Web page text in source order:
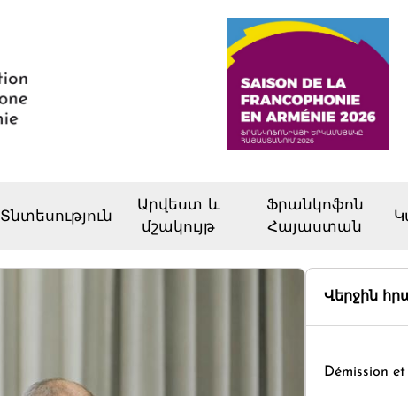
Տնտեսություն
Արվեստ և
մշակույթ
Ֆրանկոֆոն
Հայաստան
Վերջին
Démission